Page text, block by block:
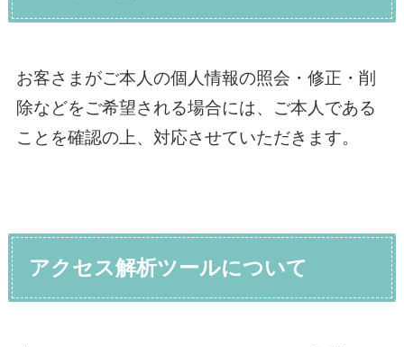
お客さまがご本人の個人情報の照会・修正・削
除などをご希望される場合には、ご本人である
ことを確認の上、対応させていただきます。
アクセス解析ツールについて